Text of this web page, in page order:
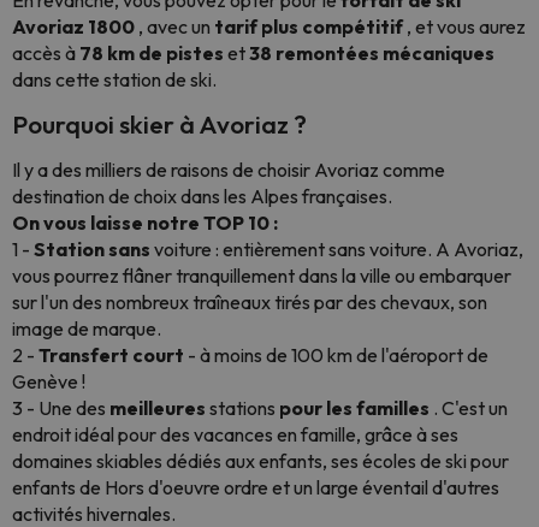
Avoriaz 1800 , avec un tarif plus compétitif, et vous aurez
accès à 78 km de pistes et38 remontées mécaniques
dans cette station de ski.
Pourquoi skier à Avoriaz ?
Il y a des milliers de raisons de choisir Avoriaz comme
destination de choix dans les Alpes françaises.
On vous laisse notre TOP 10 :
1 - Station sans voiture : entièrement sans voiture. A Avoriaz,
vous pourrez flâner tranquillement dans la ville ou embarquer
sur l'un des nombreux traîneaux tirés par des chevaux, son
image de marque.
2 - Transfert court - à moins de 100 km de l'aéroport de
Genève !
3 - Une des meilleures stations pour les familles . C'est un
endroit idéal pour des vacances en famille, grâce à ses
domaines skiables dédiés aux enfants, ses écoles de ski pour
enfants de Hors d'oeuvre ordre et un large éventail d'autres
activités hivernales.